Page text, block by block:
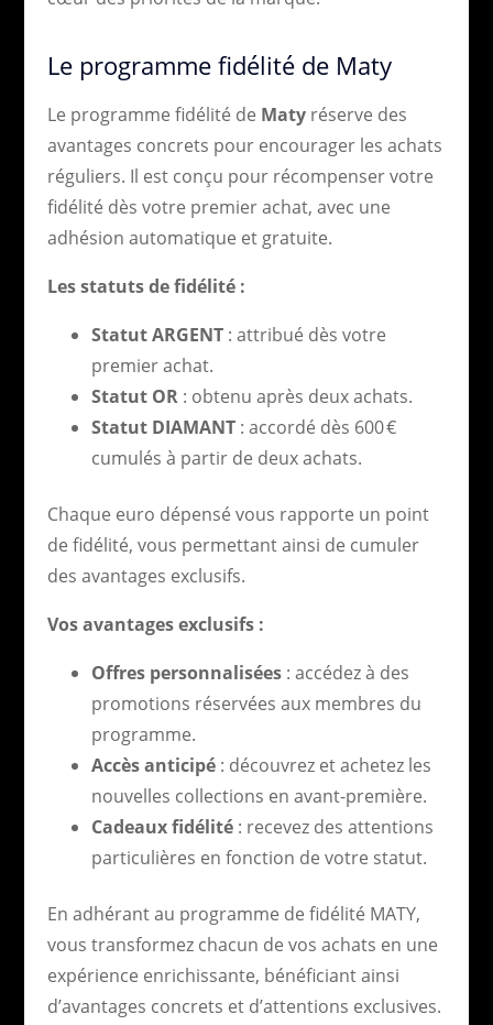
Le programme fidélité de Maty
Le programme fidélité de Matyréserve des
avantages concrets pour encourager les achats
réguliers. Il est conçu pour récompenser votre
fidélité dès votre premier achat, avec une
adhésion automatique et gratuite.
Les statuts de fidélité :
Statut ARGENT: attribué dès votre
premier achat.
Statut OR: obtenu après deux achats.
Statut DIAMANT: accordé dès 600 €
cumulés à partir de deux achats.
Chaque euro dépensé vous rapporte un point
de fidélité, vous permettant ainsi de cumuler
des avantages exclusifs.
Vos avantages exclusifs :
Offres personnalisées: accédez à des
promotions réservées aux membres du
programme.
Accès anticipé: découvrez et achetez les
nouvelles collections en avant-première.
Cadeaux fidélité: recevez des attentions
particulières en fonction de votre statut.
En adhérant au programme de fidélité MATY,
vous transformez chacun de vos achats en une
expérience enrichissante, bénéficiant ainsi
d’avantages concrets et d’attentions exclusives.